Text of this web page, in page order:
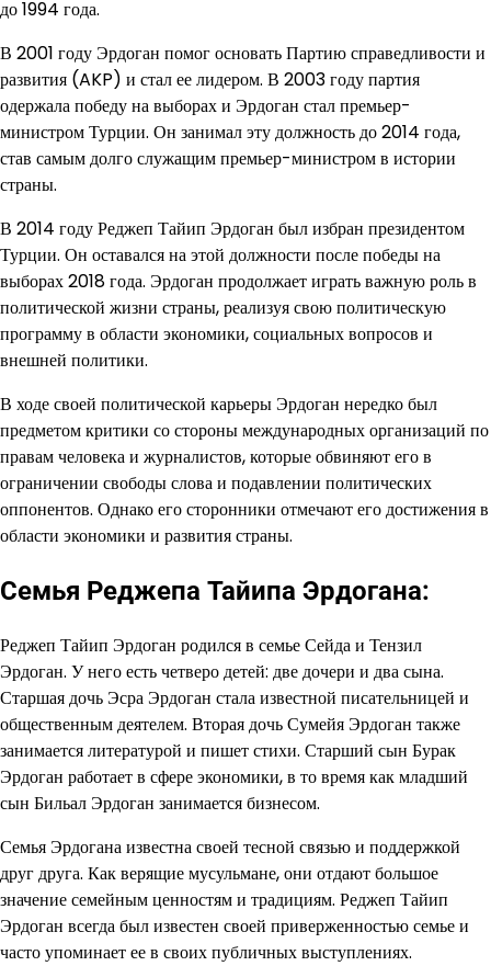
до 1994 года.
В 2001 году Эрдоган помог основать Партию справедливости и
развития (AKP) и стал ее лидером. В 2003 году партия
одержала победу на выборах и Эрдоган стал премьер-
министром Турции. Он занимал эту должность до 2014 года,
став самым долго служащим премьер-министром в истории
страны.
В 2014 году Реджеп Тайип Эрдоган был избран президентом
Турции. Он оставался на этой должности после победы на
выборах 2018 года. Эрдоган продолжает играть важную роль в
политической жизни страны, реализуя свою политическую
программу в области экономики, социальных вопросов и
внешней политики.
В ходе своей политической карьеры Эрдоган нередко был
предметом критики со стороны международных организаций по
правам человека и журналистов, которые обвиняют его в
ограничении свободы слова и подавлении политических
оппонентов. Однако его сторонники отмечают его достижения в
области экономики и развития страны.
Семья Реджепа Тайипа Эрдогана:
Реджеп Тайип Эрдоган родился в семье Сейда и Тензил
Эрдоган. У него есть четверо детей: две дочери и два сына.
Старшая дочь Эсра Эрдоган стала известной писательницей и
общественным деятелем. Вторая дочь Сумейя Эрдоган также
занимается литературой и пишет стихи. Старший сын Бурак
Эрдоган работает в сфере экономики, в то время как младший
сын Бильал Эрдоган занимается бизнесом.
Семья Эрдогана известна своей тесной связью и поддержкой
друг друга. Как верящие мусульмане, они отдают большое
значение семейным ценностям и традициям. Реджеп Тайип
Эрдоган всегда был известен своей приверженностью семье и
часто упоминает ее в своих публичных выступлениях.